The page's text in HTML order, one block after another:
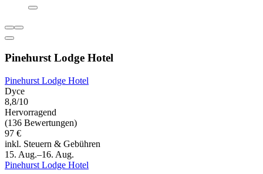
Pinehurst Lodge Hotel
Pinehurst Lodge Hotel
Dyce
8,8/10
Hervorragend
(136 Bewertungen)
97 €
inkl. Steuern & Gebühren
15. Aug.–16. Aug.
Pinehurst Lodge Hotel